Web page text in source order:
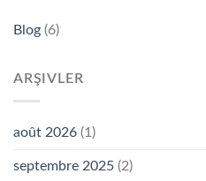
Blog (6)
ARŞIVLER
août 2026 (1)
septembre 2025 (2)